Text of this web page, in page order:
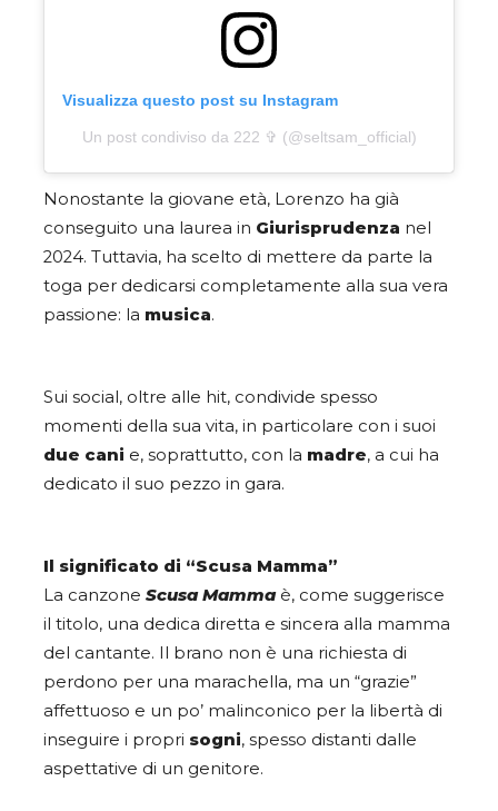
Visualizza questo post su Instagram
Un post condiviso da 222 ✞ (@seltsam_official)
Nonostante la giovane età, Lorenzo ha già
conseguito una laurea in Giurisprudenza nel
2024. Tuttavia, ha scelto di mettere da parte la
toga per dedicarsi completamente alla sua vera
passione: la musica.
Sui social, oltre alle hit, condivide spesso
momenti della sua vita, in particolare con i suoi
due cani e, soprattutto, con la madre, a cui ha
dedicato il suo pezzo in gara.
Il significato di “Scusa Mamma”
La canzone Scusa Mammaè, come suggerisce
il titolo, una dedica diretta e sincera alla mamma
del cantante. Il brano non è una richiesta di
perdono per una marachella, ma un “grazie”
affettuoso e un po’ malinconico per la libertà di
inseguire i propri sogni, spesso distanti dalle
aspettative di un genitore.